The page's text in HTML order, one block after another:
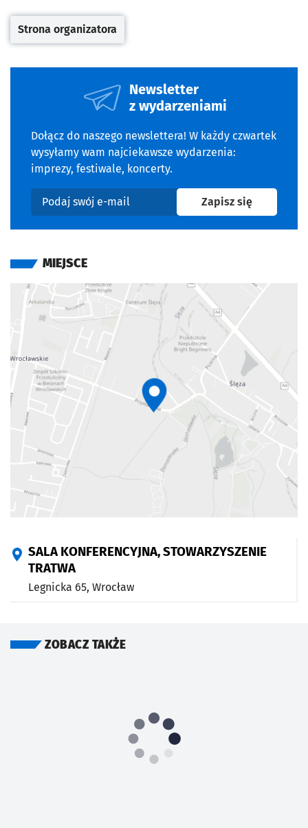
Otwiera się w nowej karcie
Strona organizatora
Newsletter
z wydarzeniami
Dołącz do naszego newslettera! W każdy czwartek
wysyłamy wam najciekawsze wydarzenia:
imprezy, festiwale, koncerty.
Podaj swój e-mail
Zapisz sięna
MIEJSCE
SALA KONFERENCYJNA, STOWARZYSZENIE
TRATWA
Legnicka 65, Wrocław
ZOBACZ TAKŻE